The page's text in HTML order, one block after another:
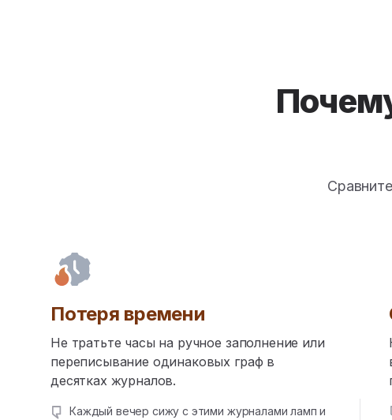
Потеря времени
Не тратьте часы на ручное заполнение или
переписывание одинаковых граф в
десятках журналов.
Каждый вечер сижу с этими журналами ламп и